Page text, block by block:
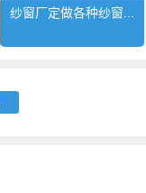
纱窗厂定做各种纱窗...